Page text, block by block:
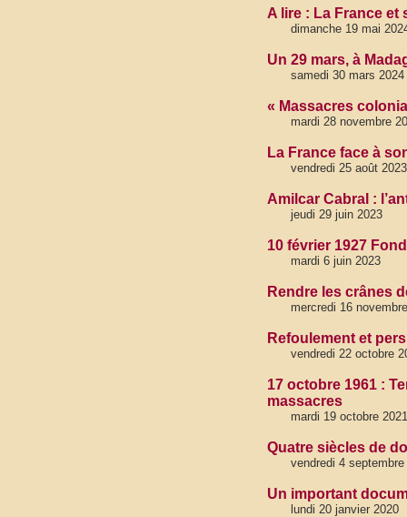
A lire : La France et
dimanche 19 mai
Un 29 mars, à
samedi 30 mars
« Massacres
mardi 28 novembre
La France face à
vendredi 25 août 2023
Amilcar Cabral :
jeudi 29 juin 2023
10 février 1927
mardi 6 juin 2023
Rendre les crânes
mercredi 16
Refoulement et
vendredi 22 octobre
17 octobre 1961 :
massacres
mardi 19 octobre 2021
Quatre siècles de
vendredi 4 septembre
Un important
lundi 20 janvier 2020